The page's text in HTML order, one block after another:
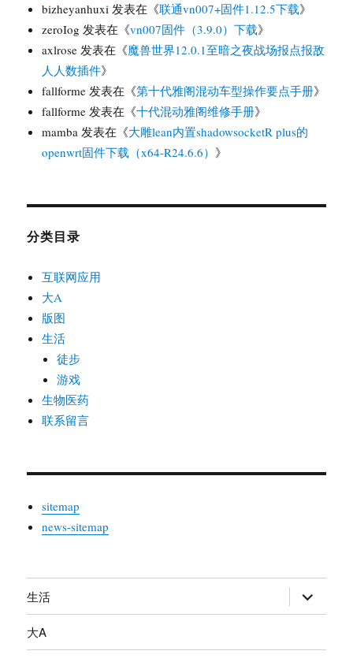
bizheyanhuxi 发表在《联通vn007+固件1.12.5下载》
zeroIog 发表在《vn007固件（3.9.0）下载》
axlrose 发表在《魔兽世界12.0.1至暗之夜战场报点报敌
人人数插件》
fallforme 发表在《第十代雅阁混动车型操作要点手册》
fallforme 发表在《十代混动雅阁维修手册》
mamba 发表在《大雕lean内置shadowsocketR plus的
openwrt固件下载（x64-R24.6.6） 》
分类目录
互联网应用
大A
版图
生活
徒步
游戏
生物医药
联系留言
sitemap
news-sitemap
生活
开
大A